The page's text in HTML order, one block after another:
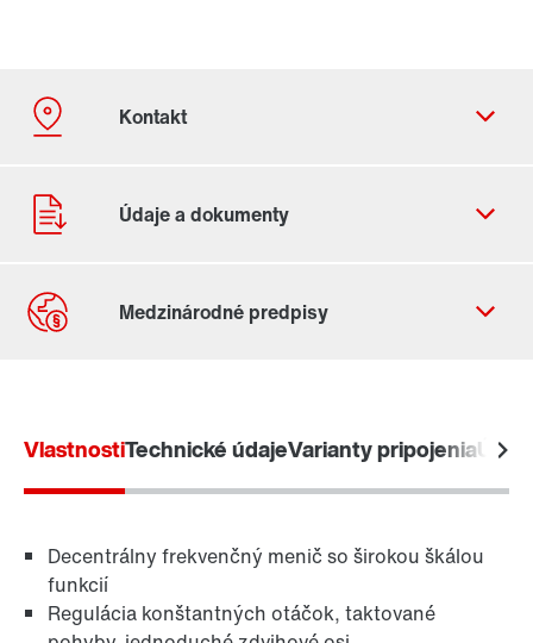
VlastnostiTechnické údajeVarianty pripojenia
Decentrálny frekvenčný menič so širokou škálou
funkcií
Regulácia konštantných otáčok, taktované